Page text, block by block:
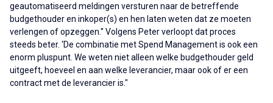
geautomatiseerd meldingen versturen naar de betreffende
budgethouder en inkoper(s) en hen laten weten dat ze moeten
verlengen of opzeggen.'' Volgens Peter verloopt dat proces
steeds beter. ‘De combinatie met Spend Management is ook een
enorm pluspunt. We weten niet alleen welke budgethouder geld
uitgeeft, hoeveel en aan welke leverancier, maar ook of er een
contract met de leverancier is."